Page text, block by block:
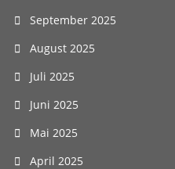
September 2025
August 2025
Juli 2025
Juni 2025
Mai 2025
April 2025